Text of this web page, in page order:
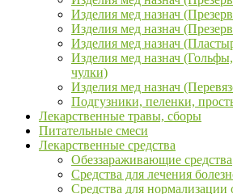
Изделия мед назнач
Изделия мед назнач
Изделия мед назнач
Изделия мед назнач
чулки)
Изделия мед назнач
Подгузники, пеленки,
Лекарственные травы, сборы
Питательные смеси
Лекарственные средства
Обеззараживающие средства
Средства для лечения
Средства для нормализации